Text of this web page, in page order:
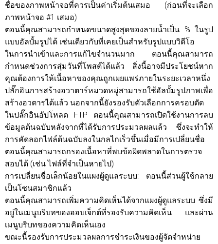
ชื่อของภาพหน้าจอที่ควรเป็นค่าเริ่มต้นเสมอ (ก่อนที่จะเลือก
ภาพหน้าจอ #1 เสมอ)
ตอนนี้คุณสามารถกำหนดขนาดสูงสุดของลายน้ำเป็น % ในรูป
แบบอัลบั้มรูปได้ เช่นเดียวกับที่เคยเป็นสำหรับรูปแบบวิดีโอ
ในการนำเข้าและการแก้ไขจำนวนมาก ตอนนี้คุณสามารถ
กำหนดช่วงการสุ่มวันที่โพสต์ได้แล้ว สิ่งนี้อาจมีประโยชน์หาก
คุณต้องการให้เนื้อหาของคุณถูกเผยแพร่ภายในระยะเวลาหนึ่ง
ปลั๊กอินการสร้างอวาตาร์หมวดหมู่สามารถใช้อัลบั้มรูปภาพเพื่อ
สร้างอวตารได้แล้ว นอกจากนี้ยังรองรับตัวเลือกการครอบตัด
ในปลั๊กอินอัปโหลด FTP ตอนนี้คุณสามารถเปิดใช้งานการลบ
ข้อมูลต้นฉบับหลังจากที่ได้รับการประมวลผลแล้ว ซึ่งจะทำให้
การคัดลอกไฟล์ต้นฉบับลงในกลไกเร็วขึ้นเมื่อมีการเปลี่ยนชื่อ
ตอนนี้คุณสามารถกรองเนื้อหาที่พบข้อผิดพลาดในการตรวจ
สอบได้ (เช่น ไฟล์ที่จำเป็นหายไป)
การเปลี่ยนชื่อเล็กน้อยในแผงผู้ดูแลระบบ: ตอนนี้ส่วนผู้ใช้กลาย
เป็นโซนสมาชิกแล้ว
ตอนนี้คุณสามารถเพิ่มความคิดเห็นได้จากแผงผู้ดูแลระบบ ซึ่งมี
อยู่ในเมนูบริบทของออบเจ็กต์ที่รองรับความคิดเห็น และผ่าน
เมนูบริบทของความคิดเห็นเอง
ขณะนี้รองรับการประมวลผลการชำระเงินของผู้จัดจำหน่าย